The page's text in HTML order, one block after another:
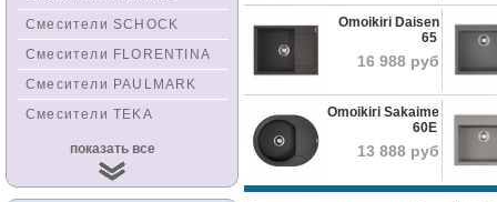
Omoikiri Daisen
65
16 988 руб
Omoikiri Sakaime
60E
13 888 руб
Смесители SCHOCK
Смесители FLORENTINA
Смесители PAULMARK
Смесители TEKA
Смесители
KUCHENSTERN
Смесители ZORG
показать все